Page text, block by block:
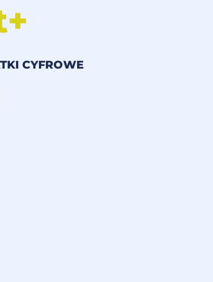
CYFROWE